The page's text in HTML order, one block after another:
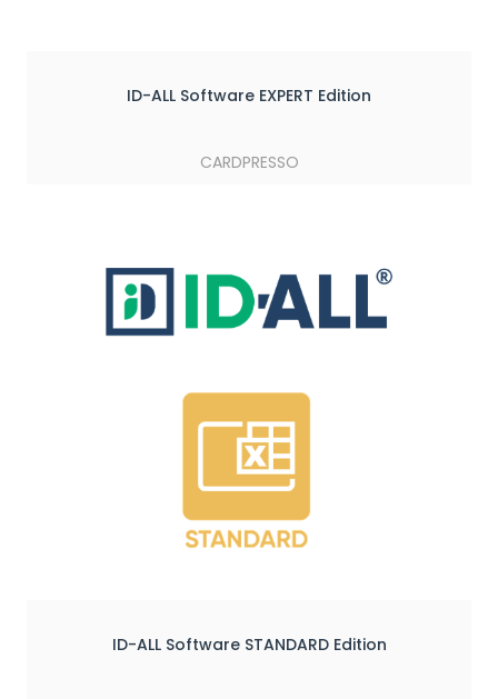
ID-ALL Software EXPERT Edition
CARDPRESSO
ID-ALL Software STANDARD Edition